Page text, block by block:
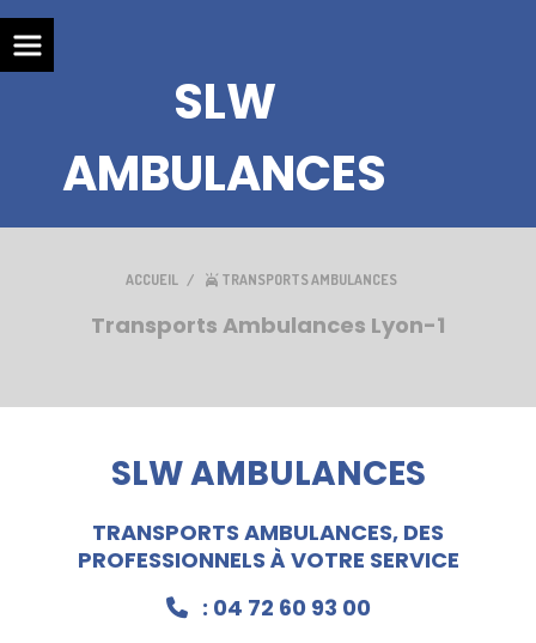
SLW
AMBULANCES
ACCUEIL TRANSPORTS AMBULANCES
Transports Ambulances Lyon-1
SLW AMBULANCES
TRANSPORTS AMBULANCES, DES
PROFESSIONNELS À VOTRE SERVICE
 : 04 72 60 93 00